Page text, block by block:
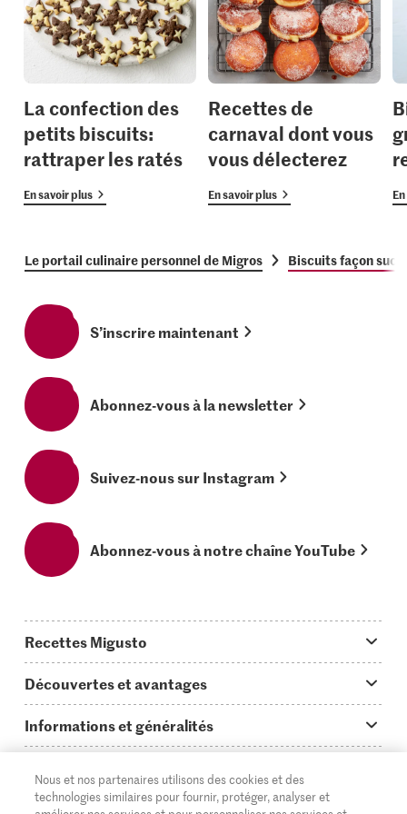
La confection des
petits biscuits:
rattraper les ratés
En savoir plus
Recettes de
carnaval dont vous
vous délecterez
En savoir plus
Le portail culinaire personnel de Migros Biscuits façon
S’inscrire maintenant
Abonnez-vous à la newsletter
Suivez-nous sur Instagram
Abonnez-vous à notre chaîne YouTube
Recettes Migusto
Idées de menus
Plats principaux
Simple & vite prêt
Découvertes et avantages
On en parle...
Tutoriels
Informations et généralités
Questions concernant Migusto
Cuisiner avec Migusto
Supermarché
Nous et nos partenaires utilisons des cookies et des
technologies similaires pour fournir, protéger, analyser et